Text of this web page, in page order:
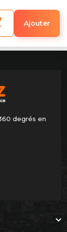
Ajouter
degrés en